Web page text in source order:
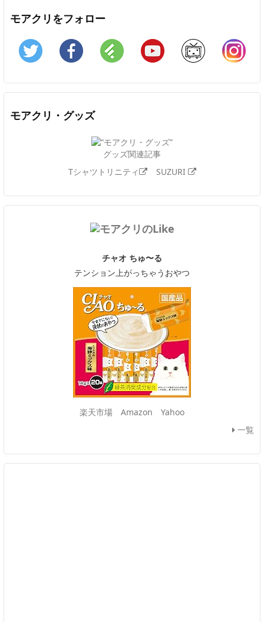
モアクリをフォロー
Twitter Facebook Feedly YouTube ニコニコ動画
モアクリ・グッズ
グッズ関連記事
Tシャツトリニティ
SUZURI
チャオ ちゅ〜る
テンション上がっちゃうおやつ
楽天市場 Amazon
Yahoo
一覧